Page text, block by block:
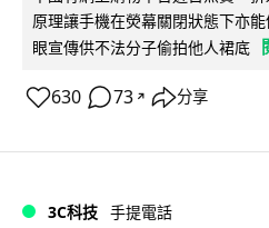
原理讓手機在熒幕關閉狀態下亦
眼宣傳供不法分子偷拍他人裙底
630 73 ↗ 分享
3C科技 手提電話